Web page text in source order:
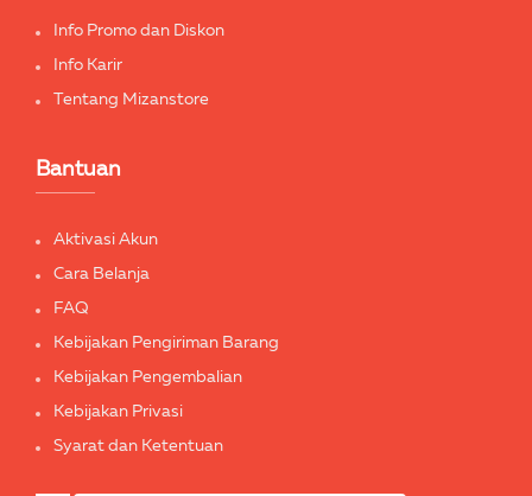
Info Promo dan Diskon
Info Karir
Tentang Mizanstore
Bantuan
Aktivasi Akun
Cara Belanja
FAQ
Kebijakan Pengiriman Barang
Kebijakan Pengembalian
Kebijakan Privasi
Syarat dan Ketentuan